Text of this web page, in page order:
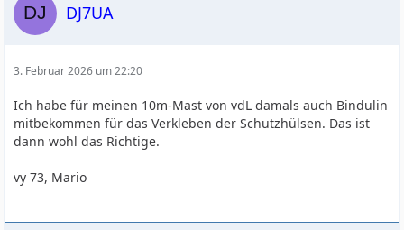
DJ7UA
3. Februar 2026 um 22:20
Ich habe für meinen 10m-Mast von vdL damals auch Bindulin
mitbekommen für das Verkleben der Schutzhülsen. Das ist
dann wohl das Richtige.
vy 73, Mario